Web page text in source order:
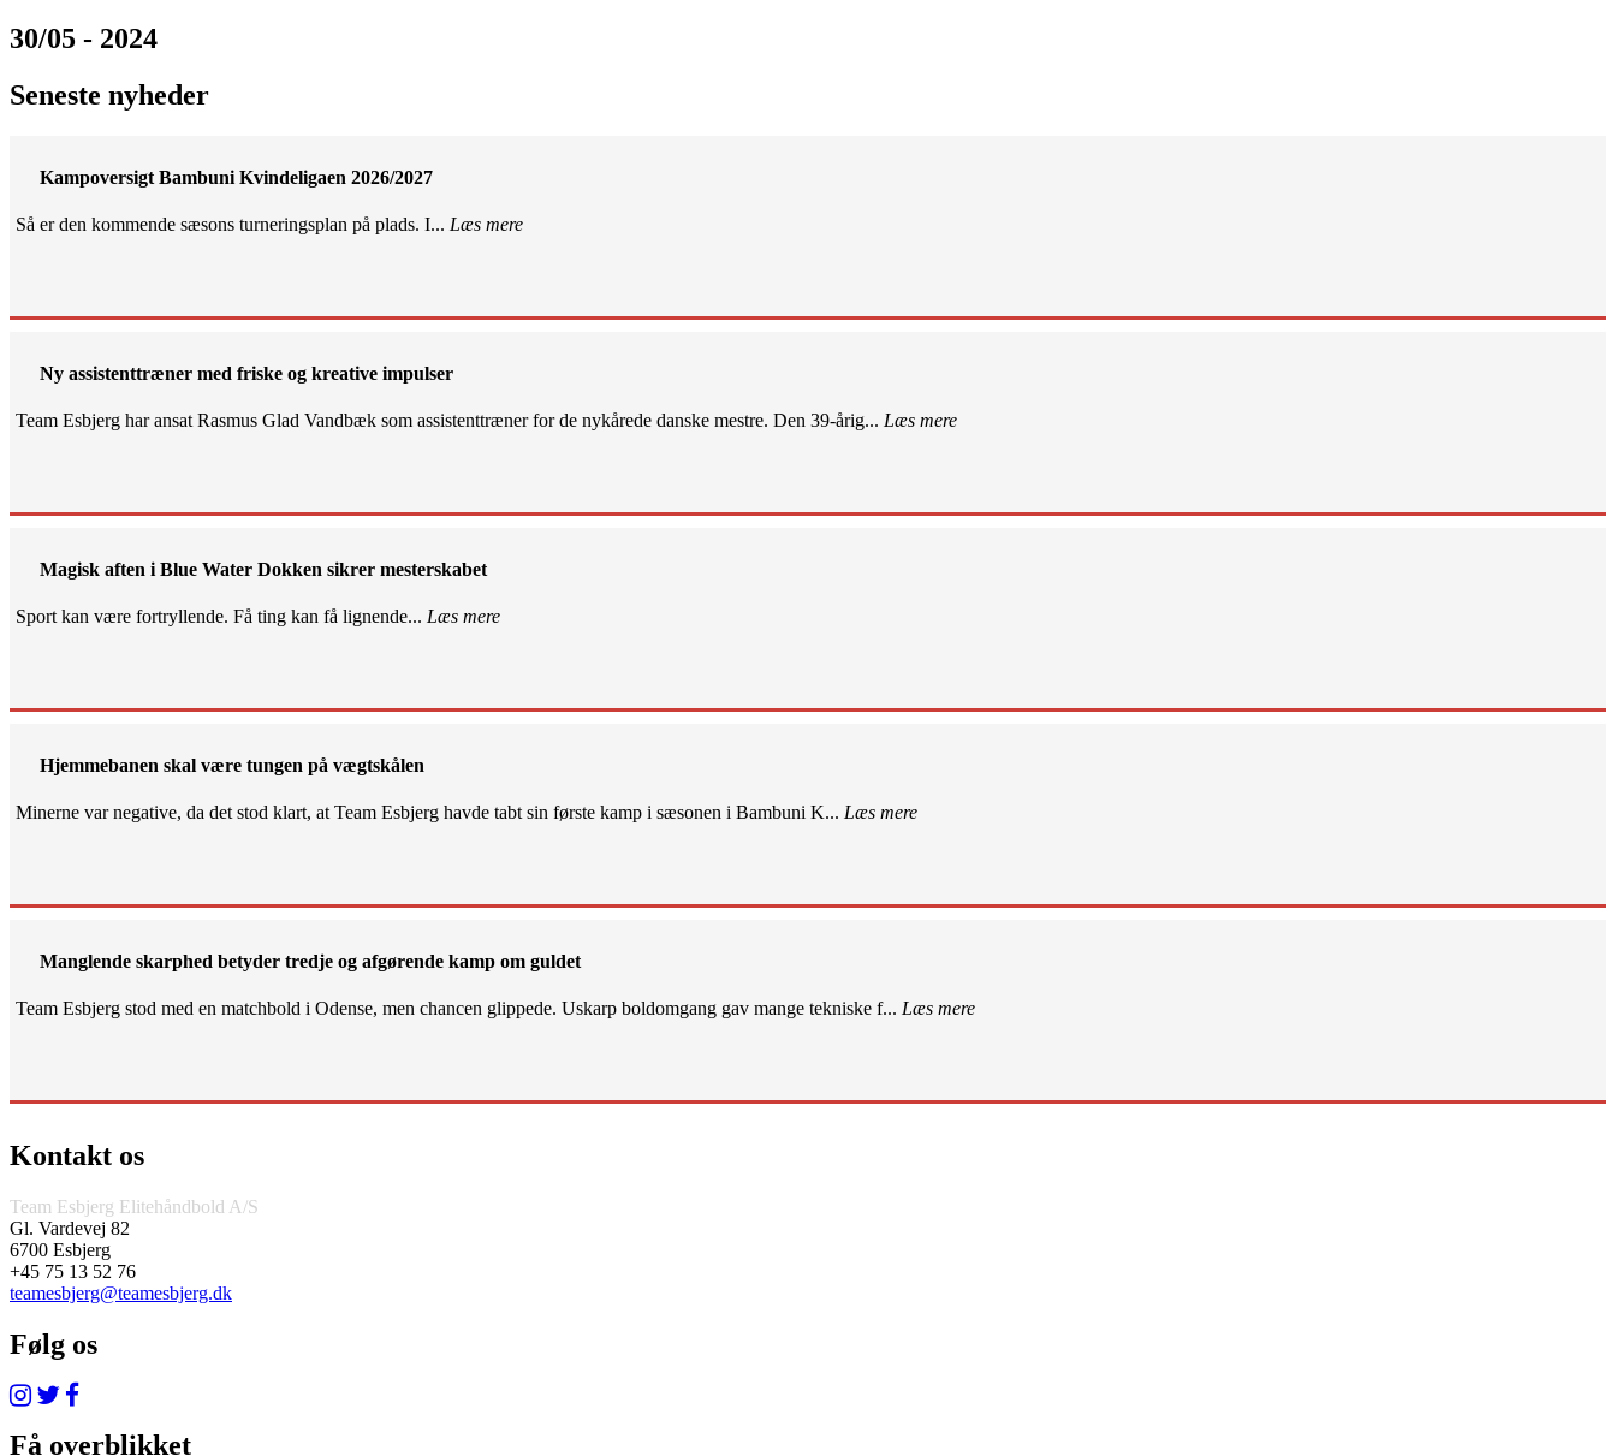
30/05 - 2024
Seneste nyheder
Kampoversigt Bambuni Kvindeligaen 2026/2027
Så er den kommende sæsons turneringsplan på plads. I... Læs mere
Ny assistenttræner med friske og kreative impulser
Team Esbjerg har ansat Rasmus Glad Vandbæk som assistenttræner for de nykårede danske mestre. Den 39-årig... Læs mere
Magisk aften i Blue Water Dokken sikrer mesterskabet
Sport kan være fortryllende. Få ting kan få lignende... Læs mere
Hjemmebanen skal være tungen på vægtskålen
Minerne var negative, da det stod klart, at Team Esbjerg havde tabt sin første kamp i sæsonen i Bambuni K... Læs mere
Manglende skarphed betyder tredje og afgørende kamp om guldet
Team Esbjerg stod med en matchbold i Odense, men chancen glippede. Uskarp boldomgang gav mange tekniske f... Læs mere
Kontakt os
Team Esbjerg Elitehåndbold A/S
Gl. Vardevej 82
6700 Esbjerg
+45 75 13 52 76
teamesbjerg@teamesbjerg.dk
Følg os
Få overblikket